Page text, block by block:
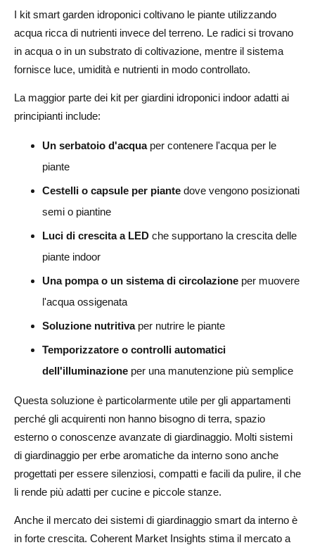
Usa AliDrop per semplificare l'importazione e la gestione
dei prodotti
per giardini intelligenti
voltaggio
Promettere troppo sui risultati di crescita delle piante
Scegliere i prodotti solo in base al prezzo basso
Non istruire i principianti
Passo dopo passo: Come iniziare il dropshipping di kit
per orti intelligenti con AliExpress
Seleziona i prodotti AliExpress
Crea una Landing Page di Nicchia
Testa annunci e contenuti organici
Potenzia i prodotti di successo e aggiungi accessori
giardini intelligenti?
I kit smart garden idroponici coltivano le piante utilizzando
acqua ricca di nutrienti invece del terreno. Le radici si trovano
in acqua o in un substrato di coltivazione, mentre il sistema
fornisce luce, umidità e nutrienti in modo controllato.
La maggior parte dei kit per giardini idroponici indoor adatti ai
principianti include:
Un serbatoio d'acquaper contenere l'acqua per le
piante
Cestelli o capsule per piante dove vengono posizionati
semi o piantine
Luci di crescita a LED che supportano la crescita delle
piante indoor
Una pompa o un sistema di circolazione per muovere
l'acqua ossigenata
Soluzione nutritivaper nutrire le piante
Temporizzatore o controlli automatici
dell'illuminazione per una manutenzione più semplice
Questa soluzione è particolarmente utile per gli appartamenti
perché gli acquirenti non hanno bisogno di terra, spazio
esterno o conoscenze avanzate di giardinaggio. Molti sistemi
di giardinaggio per erbe aromatiche da interno sono anche
progettati per essere silenziosi, compatti e facili da pulire, il che
li rende più adatti per cucine e piccole stanze.
Anche il mercato dei sistemi di giardinaggio smart da interno è
in forte crescita. Coherent Market Insights stima il mercato a